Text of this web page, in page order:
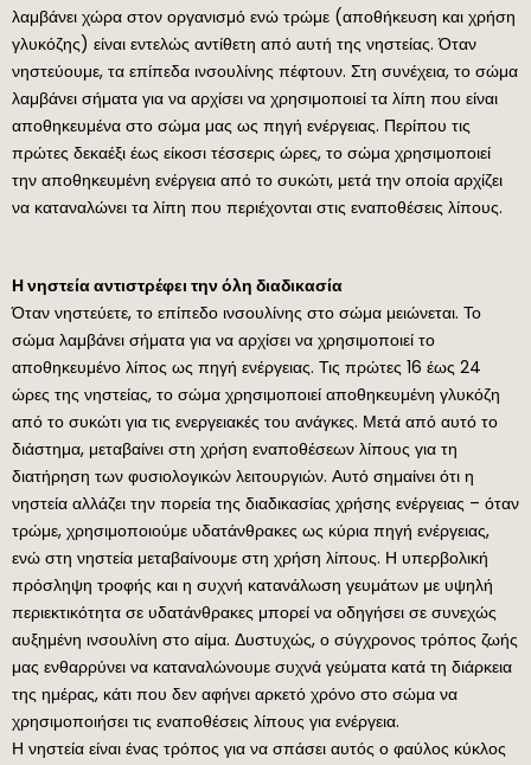
λαμβάνει χώρα στον οργανισμό ενώ τρώμε (αποθήκευση και χρήση
γλυκόζης) είναι εντελώς αντίθετη από αυτή της νηστείας. Όταν
νηστεύουμε, τα επίπεδα ινσουλίνης πέφτουν. Στη συνέχεια, το σώμα
λαμβάνει σήματα για να αρχίσει να χρησιμοποιεί τα λίπη που είναι
αποθηκευμένα στο σώμα μας ως πηγή ενέργειας. Περίπου τις
πρώτες δεκαέξι έως είκοσι τέσσερις ώρες, το σώμα χρησιμοποιεί
την αποθηκευμένη ενέργεια από το συκώτι, μετά την οποία αρχίζει
να καταναλώνει τα λίπη που περιέχονται στις εναποθέσεις λίπους.
Η νηστεία αντιστρέφει την όλη διαδικασία
Όταν νηστεύετε, το επίπεδο ινσουλίνης στο σώμα μειώνεται. Το
σώμα λαμβάνει σήματα για να αρχίσει να χρησιμοποιεί το
αποθηκευμένο λίπος ως πηγή ενέργειας. Τις πρώτες 16 έως 24
ώρες της νηστείας, το σώμα χρησιμοποιεί αποθηκευμένη γλυκόζη
από το συκώτι για τις ενεργειακές του ανάγκες. Μετά από αυτό το
διάστημα, μεταβαίνει στη χρήση εναποθέσεων λίπους για τη
διατήρηση των φυσιολογικών λειτουργιών. Αυτό σημαίνει ότι η
νηστεία αλλάζει την πορεία της διαδικασίας χρήσης ενέργειας – όταν
τρώμε, χρησιμοποιούμε υδατάνθρακες ως κύρια πηγή ενέργειας,
ενώ στη νηστεία μεταβαίνουμε στη χρήση λίπους. Η υπερβολική
πρόσληψη τροφής και η συχνή κατανάλωση γευμάτων με υψηλή
περιεκτικότητα σε υδατάνθρακες μπορεί να οδηγήσει σε συνεχώς
αυξημένη ινσουλίνη στο αίμα. Δυστυχώς, ο σύγχρονος τρόπος ζωής
μας ενθαρρύνει να καταναλώνουμε συχνά γεύματα κατά τη διάρκεια
της ημέρας, κάτι που δεν αφήνει αρκετό χρόνο στο σώμα να
χρησιμοποιήσει τις εναποθέσεις λίπους για ενέργεια.
Η νηστεία είναι ένας τρόπος για να σπάσει αυτός ο φαύλος κύκλος